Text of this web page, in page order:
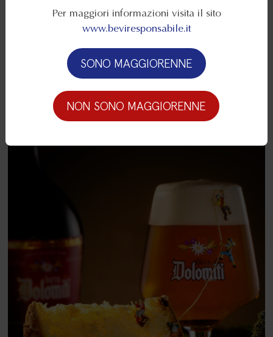
Eventi
Per maggiori informazioni visita il sito
www.beviresponsabile.it
SONO MAGGIORENNE
NON SONO MAGGIORENNE